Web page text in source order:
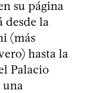
su página
desde la
(más
hasta la
Palacio
una